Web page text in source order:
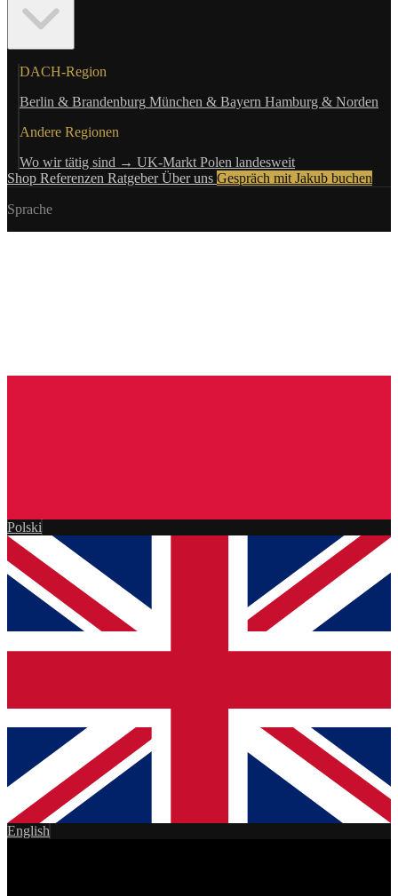
DACH-Region
Berlin & Brandenburg München & Bayern Hamburg & Norden
Andere Regionen
Wo wir tätig sind → UK-Markt Polen landesweit
Shop Referenzen RatgeberÜber uns Gespräch mit Jakub buchen
Sprache
Polski
English